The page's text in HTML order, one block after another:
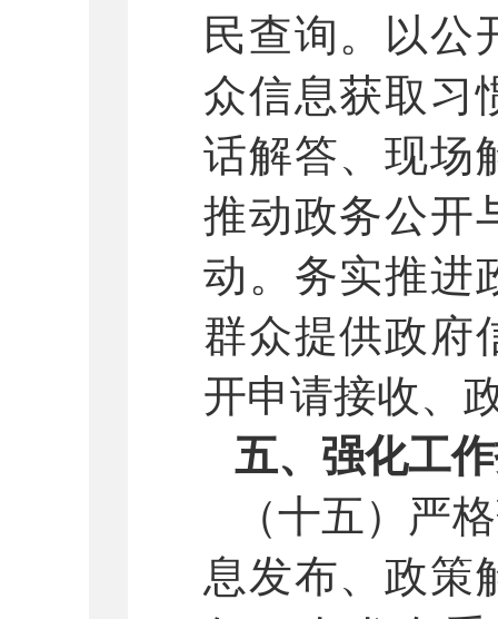
民查询。以公
众信息获取习
话解答、现场
推动政务公开
动。务实推进
群众提供政府
开申请接收、
五、强化工
（十五）严
息发布、政策